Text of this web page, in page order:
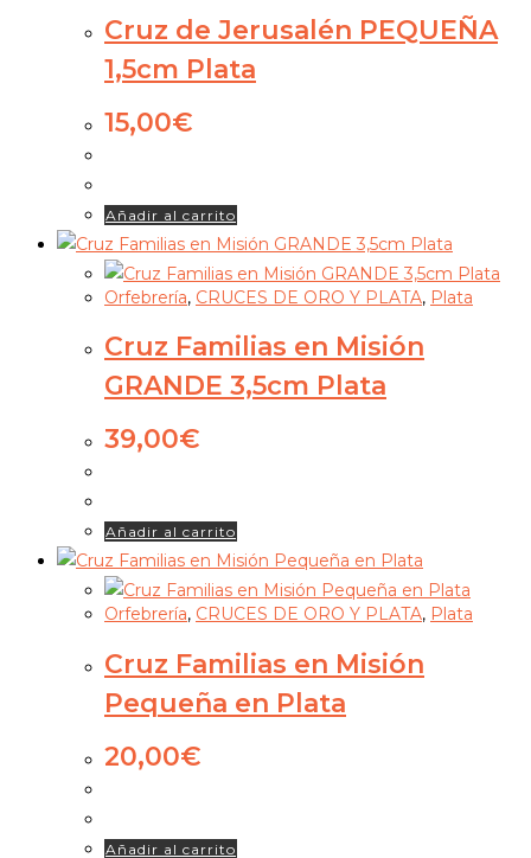
Cruz de Jerusalén PEQUEÑA
1,5cm Plata
15,00€
Añadir al carrito
Orfebrería, CRUCES DE ORO Y PLATA, Plata
Cruz Familias en Misión
GRANDE 3,5cm Plata
39,00€
Añadir al carrito
Orfebrería, CRUCES DE ORO Y PLATA, Plata
Cruz Familias en Misión
Pequeña en Plata
20,00€
Añadir al carrito